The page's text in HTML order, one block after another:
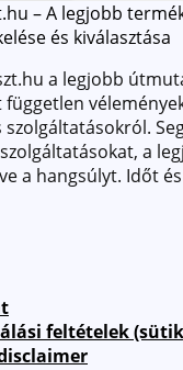
– A legjobb
és kiválasztása
a legjobb
független
a
a hangsúlyt. Időt
feltételek